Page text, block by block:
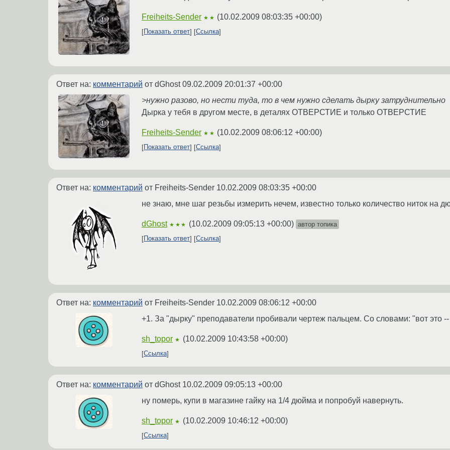
Freiheits-Sender ★★ (10.02.2009 08:03:35 +00:00)
Показать ответ Ссылка
Ответ на: комментарий от dGhost09.02.2009 20:01:37 +00:00
>нужно разово, но нести туда, то в чем нужно сделать дырку затруднительно
Дырка у тебя в другом месте, в деталях ОТВЕРСТИЕ и только ОТВЕРСТИЕ
Freiheits-Sender ★★ (10.02.2009 08:06:12 +00:00)
Показать ответ Ссылка
Ответ на: комментарий от Freiheits-Sender 10.02.2009 08:03:35 +00:00
не знаю, мне шаг резьбы измерить нечем, известно только количество ниток на
dGhost ★★★ (10.02.2009 09:05:13 +00:00) автор топика
Показать ответ
Ссылка
Ответ на: комментарий от Freiheits-Sender 10.02.2009 08:06:12 +00:00
+1. За "дырку" преподаватели пробивали чертеж пальцем. Со словами: "вот это
sh_topor ★ (10.02.2009 10:43:58 +00:00)
Ссылка
Ответ на: комментарий от dGhost 10.02.2009 09:05:13 +00:00
ну померь, купи в магазине гайку на 1/4 дюйма и попробуй навернуть.
sh_topor ★ (10.02.2009 10:46:12 +00:00)
Ссылка